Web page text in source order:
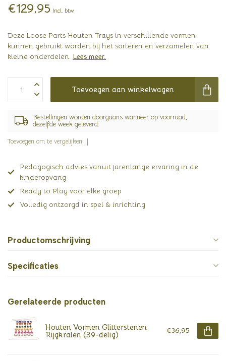
€129,95 Incl. btw
Deze Loose Parts Houten Trays in verschillende vormen
kunnen gebruikt worden bij het sorteren en verzamelen van
kleine onderdelen. Lees meer.
Toevoegen aan winkelwagen
Bestellingen worden doorgaans wanneer op voorraad,
dezelfde week geleverd.
Toevoegen om te vergelijken
Pedagogisch advies vanuit jarenlange ervaring in de
kinderopvang
Ready to Play voor elke groep
Volledig ontzorgd in spel & inrichting
Productomschrijving
Specificaties
Gerelateerde producten
Houten Vormen Glitterstenen
Rijgkralen (39-delig) €36,95